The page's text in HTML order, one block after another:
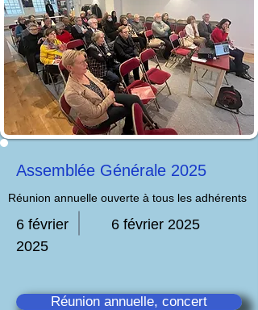
Assemblée Générale 2025
Réunion annuelle ouverte à tous les adhérents
6 février
2025
6 février 2025
Réunion annuelle, concert